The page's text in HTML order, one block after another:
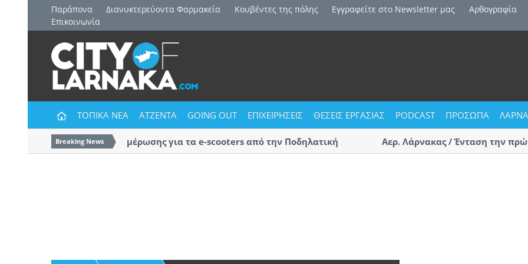
Παράπονα Διανυκτερεύοντα Φαρμακεία Kουβέντες της πόλης Εγγραφείτε στο Newsletter μας Αρθογραφία
Επικοινωνία
ΤΟΠΙΚΑ ΝΕΑ ΑΤΖΕΝΤΑ GOING OUT ΕΠΙΧΕΙΡΗΣΕΙΣ ΘΕΣΕΙΣ ΕΡΓΑΣΙΑΣ PODCAST ΠΡΟΣΩΠΑ
Breaking News
Εκστρατεία ενημέρωσης για τα e-scooters από την Ποδηλατική
Αστυνομία Λάρνακας
Αερ. Λάρνακας / Ένταση την πρώτη
αφίξεις – Επαγγελματίες οδηγοί